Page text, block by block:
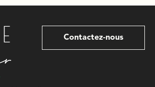
Contactez-nous